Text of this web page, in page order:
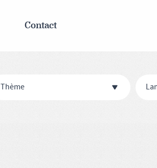
Contact
Thème